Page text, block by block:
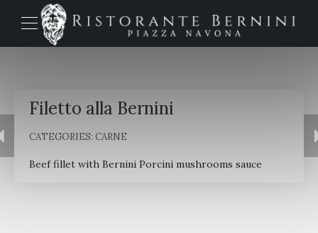
Filetto alla Bernini
CATEGORIES:CARNE
Beef fillet withBerniniPorcinimushroomssauce